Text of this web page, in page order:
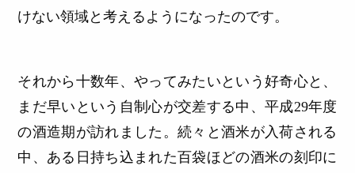
けない領域と考えるようになったのです。
それから十数年、やってみたいという好奇心と、
まだ早いという自制心が交差する中、平成29年度
の酒造期が訪れました。続々と酒米が入荷される
中、ある日持ち込まれた百袋ほどの酒米の刻印に